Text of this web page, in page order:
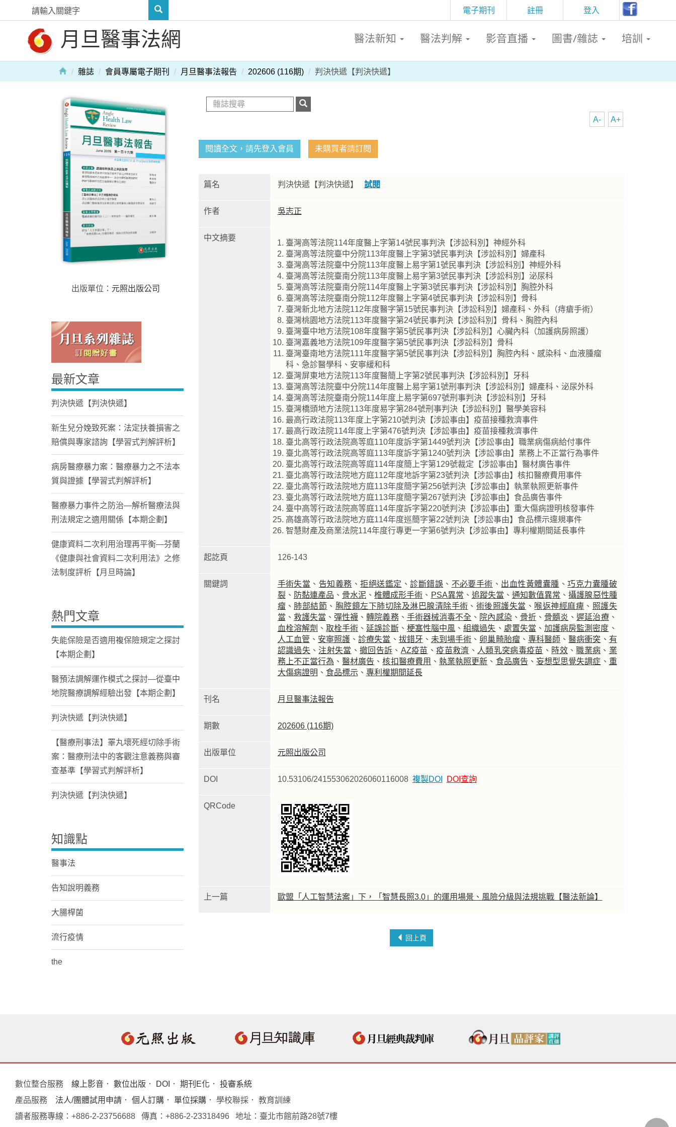
註冊 登入
電子期刊
月旦醫事法網 醫法新知 醫法判解 影音直播 圖書/雜誌 培訓
雜誌 會員專屬電子期刊 月旦醫事法報告 202606 (116期) 判決快遞【判決快遞】
A+
A-
閱讀全文，請先登入會員 未購買者請訂閱
篇名 判決快遞【判決快遞】 試閱
作者 吳志正
中文摘要
臺灣高等法院114年度醫上字第14號民事判決【涉訟科別】神經外科
臺灣高等法院臺中分院113年度醫上字第3號民事判決【涉訟科別】婦產科
臺灣高等法院臺中分院113年度醫上易字第1號民事判決【涉訟科別】神經外科
臺灣高等法院臺南分院113年度醫上易字第3號民事判決【涉訟科別】泌尿科
臺灣高等法院臺南分院114年度醫上字第3號民事判決【涉訟科別】胸腔外科
臺灣高等法院臺南分院112年度醫上字第4號民事判決【涉訟科別】骨科
臺灣新北地方法院112年度醫字第15號民事判決【涉訟科別】婦產科、外科（痔瘡手術）
臺灣桃園地方法院113年度醫字第24號民事判決【涉訟科別】骨科、胸腔內科
臺灣臺中地方法院108年度醫字第5號民事判決【涉訟科別】心臟內科（加護病房照護）
臺灣嘉義地方法院109年度醫字第5號民事判決【涉訟科別】骨科
臺灣臺南地方法院111年度醫字第5號民事判決【涉訟科別】胸腔內科、感染科、血液腫瘤
科、急診醫學科、安寧緩和科
臺灣屏東地方法院113年度醫簡上字第2號民事判決【涉訟科別】牙科
臺灣高等法院臺中分院114年度醫上易字第1號刑事判決【涉訟科別】婦產科、泌尿外科
臺灣高等法院臺南分院114年度上易字第697號刑事判決【涉訟科別】牙科
臺灣橋頭地方法院113年度易字第284號刑事判決【涉訟科別】醫學美容科
最高行政法院113年度上字第210號判決【涉訟事由】疫苗接種救濟事件
最高行政法院114年度上字第476號判決【涉訟事由】疫苗接種救濟事件
臺北高等行政法院高等庭110年度訴字第1449號判決【涉訟事由】職業病傷病給付事件
臺北高等行政法院高等庭113年度訴字第1240號判決【涉訟事由】業務上不正當行為事件
臺北高等行政法院高等庭114年度簡上字第129號裁定【涉訟事由】醫材廣告事件
臺北高等行政法院地方庭112年度地訴字第23號判決【涉訟事由】核扣醫療費用事件
臺北高等行政法院地方庭113年度簡字第256號判決【涉訟事由】執業執照更新事件
臺北高等行政法院地方庭113年度簡字第267號判決【涉訟事由】食品廣告事件
臺中高等行政法院高等庭114年度訴字第220號判決【涉訟事由】重大傷病證明核發事件
高雄高等行政法院地方庭114年度巡簡字第22號判決【涉訟事由】食品標示違規事件
智慧財產及商業法院114年度行專更一字第6號判決【涉訟事由】專利權期間延長事件
起訖頁 126-143
關鍵詞 手術失當 、 告知義務 、拒絕送鑑定 、診斷錯誤 、 不必要手術 、 出血性黃體囊腫 、巧克力囊腫破
裂、 防黏連產品 、 骨水泥 、椎體成形手術 、 PSA異常 、 追蹤失當 、通知數值異常 、攝護腺惡性腫
瘤、 肺部結節 、 胸腔鏡左下肺切除及淋巴腺清除手術 、 術後照護失當 、 喉返神經麻痺 、 照護失
當 、 救護失當 、 彈性襪 、轉院義務、 手術器械消毒不全 、 院內感染、 骨折、 骨髓炎 、遲延治療、
血栓溶解劑 、 取栓手術 、 延誤診斷、 梗塞性腦中風 、組織過失 、 處置失當 、 加護病房監測密度 、
人工血管 、 安寧照護 、診療失當 、 拔錯牙 、 未到場手術 、 卵巢畸胎瘤、 專科醫師 、醫病衝突 、 有
認識過失、 注射失當 、撤回告訴 、 AZ疫苗 、疫苗救濟 、 人類乳突病毒疫苗 、 時效、職業病 、 業
務上不正當行為 、醫材廣告 、核扣醫療費用 、 執業執照更新 、 食品廣告 、 妄想型思覺失調症 、 重
大傷病證明 、 食品標示 、 專利權期間延長
刊名 月旦醫事法報告
期數 202606 (116期)
出版單位 元照出版公司
DOI 10.53106/241553062026060116008 複製DOI DOI查詢
QRCode
上一篇 歐盟「人工智慧法案」下，「智慧長照3.0」的運用場景、風險分級與法規挑戰【醫法新論】
回上頁
出版單位： 元照出版公司
最新文章
判決快遞【判決快遞】
新生兒分娩致死案：法定扶養損害之
賠償與專家諮詢【學習式判解評析】
病房醫療暴力案：醫療暴力之不法本
質與證據【學習式判解評析】
醫療暴力事件之防治—解析醫療法與
刑法規定之適用關係【本期企劃】
健康資料二次利用治理再平衡—芬蘭
《健康與社會資料二次利用法》之修
法制度評析【月旦時論】
熱門文章
失能保險是否適用複保險規定之探討
【本期企劃】
醫預法調解運作模式之探討—從臺中
地院醫療調解經驗出發【本期企劃】
判決快遞【判決快遞】
【醫療刑事法】睪丸壞死經切除手術
案：醫療刑法中的客觀注意義務與審
查基準【學習式判解評析】
判決快遞【判決快遞】
知識點
醫事法
告知說明義務
大腸桿菌
流行疫情
the
數位整合服務 線上影音 ． 數位出版 ． DOI ． 期刊E化 ． 投審系統
產品服務
法人/團體試用申請 ． 個人訂購 ． 單位採購 ． 學校聯採． 教育訓練
讀者服務專線：+886-2-23756688 傳真：+886-2-23318496 地址：臺北市館前路28號7樓